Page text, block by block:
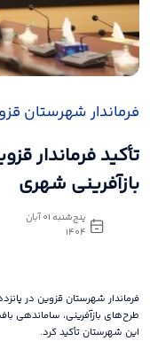
فرماندار شهرستان
تأکید فرماندار
بازآفرینی شهری
پنج‌شنبه 01 آبان
1404
فرماندار شهرستان قزوین در
طرح‌های بازآفرینی، ساماندهی
این شهرستان تأکید کرد.